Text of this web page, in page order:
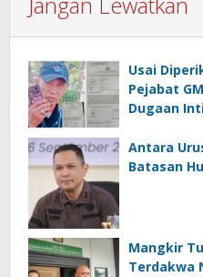
Usai
Pejabat
Dugaan
Antara
Batasan
Mangkir
Terdakwa